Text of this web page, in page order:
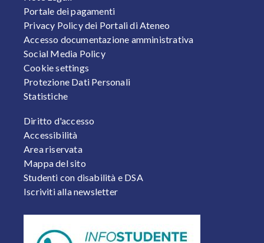
Portale dei pagamenti
Privacy Policy dei Portali di Ateneo
Accesso documentazione amministrativa
Social Media Policy
Cookie settings
Protezione Dati Personali
Statistiche
FOOTER 2
Diritto d'accesso
Accessibilità
Area riservata
Mappa del sito
Studenti con disabilità e DSA
Iscriviti alla newsletter